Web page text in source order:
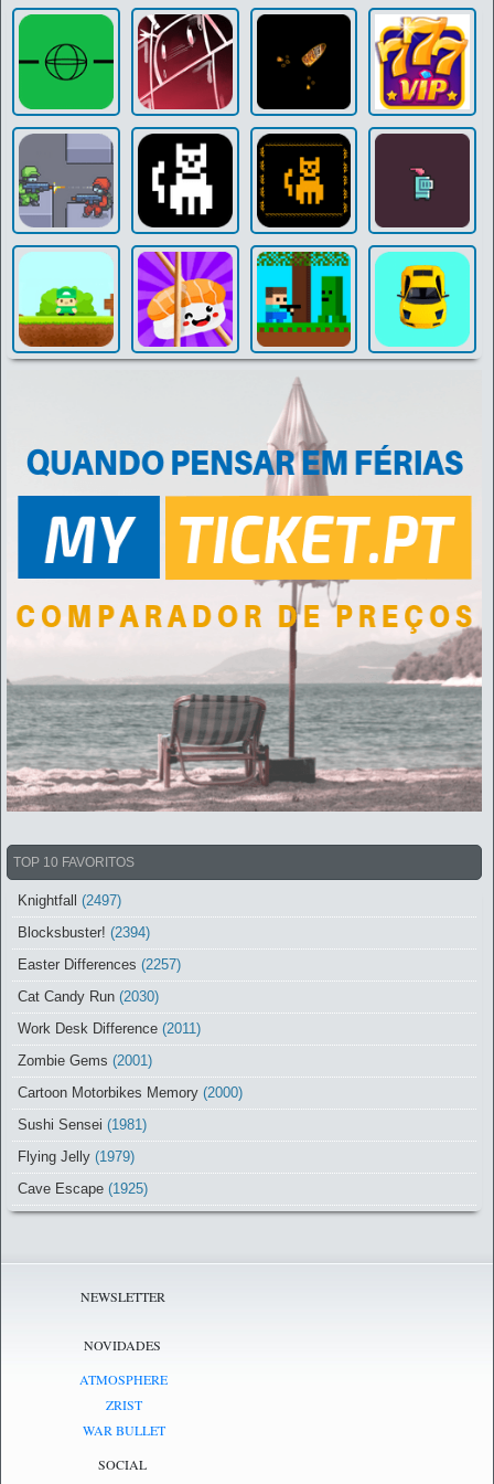
TOP 10 FAVORITOS
Knightfall (2497)
Blocksbuster! (2394)
Easter Differences (2257)
Cat Candy Run (2030)
Work Desk Difference (2011)
Zombie Gems (2001)
Cartoon Motorbikes Memory (2000)
Sushi Sensei (1981)
Flying Jelly (1979)
Cave Escape (1925)
NEWSLETTER
NOVIDADES
ATMOSPHERE
ZRIST
WAR BULLET
SOCIAL